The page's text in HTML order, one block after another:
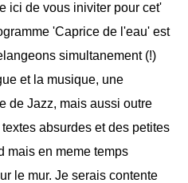
ici de vous iniviter pour cet'
'Caprice de l'eau' est
simultanement (!)
et la musique, une
de Jazz, mais aussi outre
absurdes et des petites
mais en meme temps
le mur. Je serais contente